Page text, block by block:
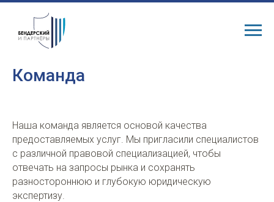
Команда
Наша команда является основой качества
предоставляемых услуг. Мы пригласили специалистов
с различной правовой специализацией, чтобы
отвечать на запросы рынка и сохранять
разностороннюю и глубокую юридическую
экспертизу.